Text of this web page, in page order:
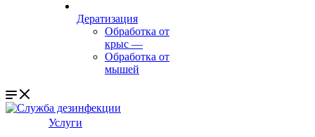
Дератизация
Обработка от
крыс —
Обработка от
мышей
Услуги